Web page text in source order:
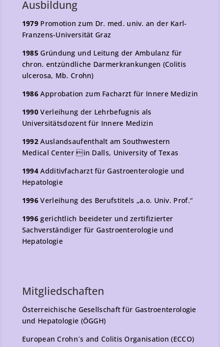
Ausbildung
1979 Promotion zum Dr. med. univ. an der Karl-
Franzens-Universität Graz
1985 Gründung und Leitung der Ambulanz für
chron. entzündliche Darmerkrankungen (Colitis
ulcerosa, Mb. Crohn)
1986 Approbation zum Facharzt für Innere Medizin
1990 Verleihung der Lehrbefugnis als
Universitätsdozent für Innere Medizin
1992 Auslandsaufenthalt am Southwestern
Medical Center in Dalls, University of Texas
1994 Additivfacharzt für Gastroenterologie und
Hepatologie
1996 Verleihung des Berufstitels „a.o. Univ. Prof.“
1996 gerichtlich beeideter und zertifizierter
Sachverständiger für Gastroenterologie und
Hepatologie
Mitgliedschaften
Österreichische Gesellschaft für Gastroenterologie
und Hepatologie (ÖGGH)
European Crohn´s and Colitis Organisation (ECCO)